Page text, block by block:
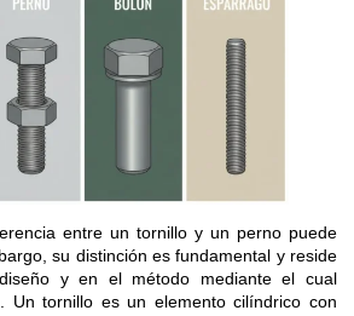
entre un tornillo y un perno puede
su distinción es fundamental y reside
y en el método mediante el cual
Un tornillo es un elemento cilíndrico con